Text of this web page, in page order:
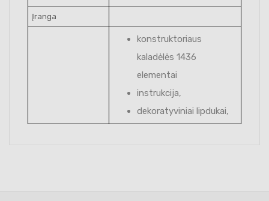
Įranga
konstruktoriaus
kaladėlės 1436
elementai
instrukcija,
dekoratyviniai lipdukai,